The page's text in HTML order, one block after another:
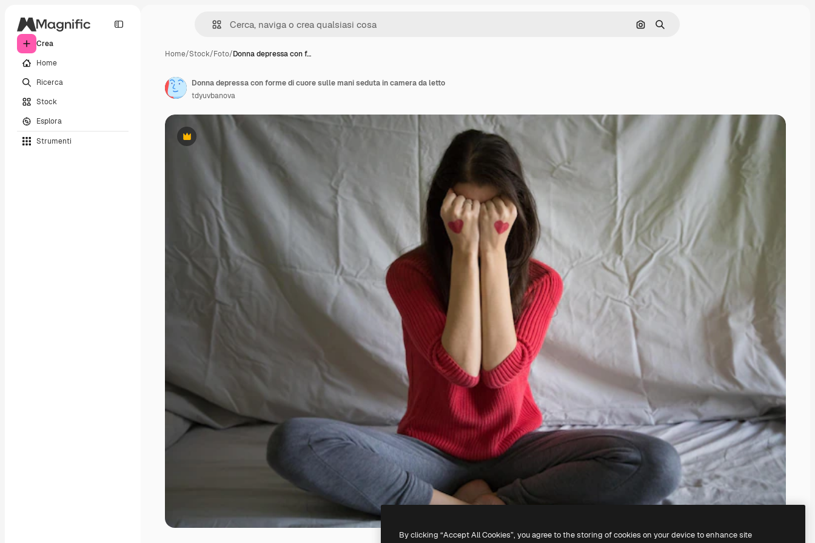
Crea
Home
Ricerca
Stock
Esplora
Strumenti
Cerca per immagine
Ricerca
Home/Stock/Foto/Donna depressa con f…
Premium
Donna depressa con forme di cuore sulle mani seduta in camera da letto
tdyuvbanova
By clicking “Accept All Cookies”, you agree to the storing of cookies on your device to enhance site